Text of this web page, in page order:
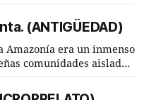
(ANTIGÜEDAD)
Amazonía era un inmenso
comunidades aisladas.